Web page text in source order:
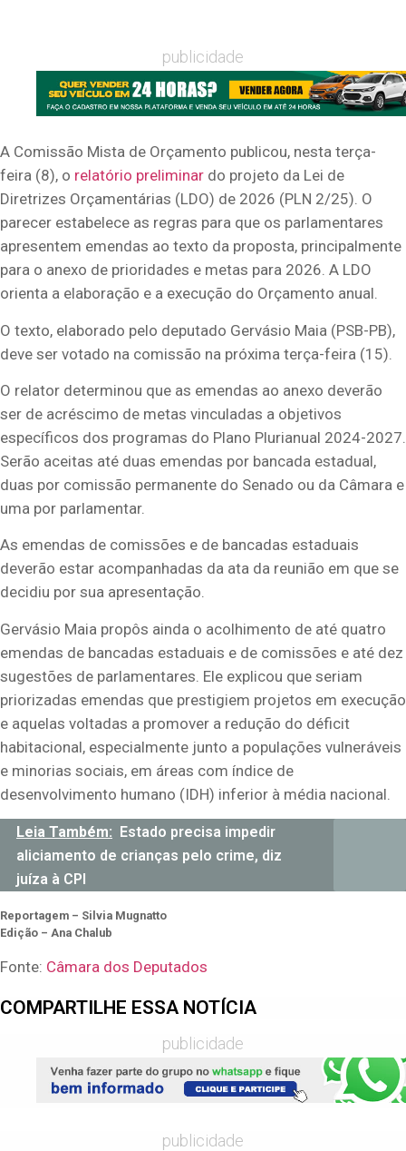
publicidade
A Comissão Mista de Orçamento publicou, nesta terça-
feira (8), o relatório preliminar do projeto da Lei de
Diretrizes Orçamentárias (LDO) de 2026 (PLN 2/25). O
parecer estabelece as regras para que os parlamentares
apresentem emendas ao texto da proposta, principalmente
para o anexo de prioridades e metas para 2026. A LDO
orienta a elaboração e a execução do Orçamento anual.
O texto, elaborado pelo deputado Gervásio Maia (PSB-PB),
deve ser votado na comissão na próxima terça-feira (15).
O relator determinou que as emendas ao anexo deverão
ser de acréscimo de metas vinculadas a objetivos
específicos dos programas do Plano Plurianual 2024-2027.
Serão aceitas até duas emendas por bancada estadual,
duas por comissão permanente do Senado ou da Câmara e
uma por parlamentar.
As emendas de comissões e de bancadas estaduais
deverão estar acompanhadas da ata da reunião em que se
decidiu por sua apresentação.
Gervásio Maia propôs ainda o acolhimento de até quatro
emendas de bancadas estaduais e de comissões e até dez
sugestões de parlamentares. Ele explicou que seriam
priorizadas emendas que prestigiem projetos em execução
e aquelas voltadas a promover a redução do déficit
habitacional, especialmente junto a populações vulneráveis
e minorias sociais, em áreas com índice de
desenvolvimento humano (IDH) inferior à média nacional.
Leia Também:
Estado precisa impedir
aliciamento de crianças pelo crime, diz
juíza à CPI
Reportagem – Silvia Mugnatto
Edição – Ana Chalub
Fonte: Câmara dos Deputados
COMPARTILHE ESSA NOTÍCIA
publicidade
publicidade